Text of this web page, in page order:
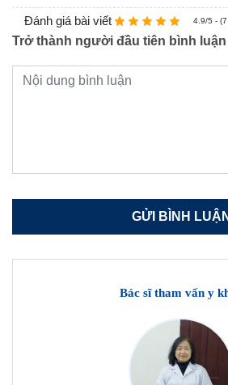
Đánh giá bài viết 4.9/5 -
Trở thành người đầu tiên bình
Bác sĩ tham vấn y